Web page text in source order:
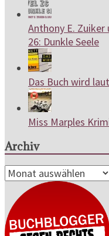
Anthony E. Zuiker
26: Dunkle Seele
Das Buch wird laut
Miss Marples
Archiv
Archiv